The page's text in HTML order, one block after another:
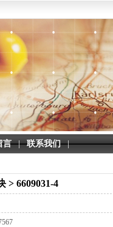
言|联系我们|
> 6609031-4